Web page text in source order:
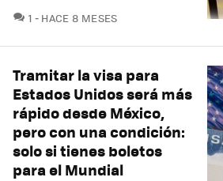
1 COMENTARIOS
HACE 8 MESES
Tramitar la visa para
Estados Unidos será más
rápido desde México,
pero con una condición:
solo si tienes boletos
para el Mundial